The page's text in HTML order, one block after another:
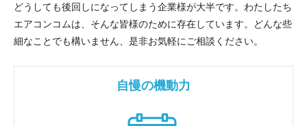
どうしても後回しになってしまう企業様が大半です。わたしたち
エアコンコムは、そんな皆様のために存在しています。どんな些
細なことでも構いません、是非お気軽にご相談ください。
自慢の機動力